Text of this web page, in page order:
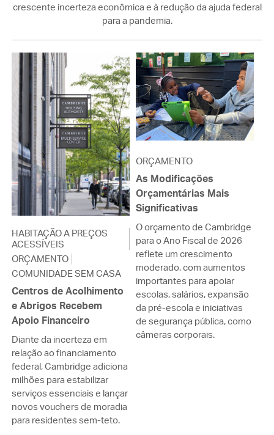
crescente incerteza econômica e à redução da ajuda federal
para a pandemia.
HABITAÇÃO A PREÇOS
ACESSÍVEIS
ORÇAMENTO
COMUNIDADE SEM CASA
Centros de Acolhimento
e Abrigos Recebem
Apoio Financeiro
Diante da incerteza em
relação ao financiamento
federal, Cambridge adiciona
milhões para estabilizar
serviços essenciais e lançar
novos vouchers de moradia
para residentes sem-teto.
ORÇAMENTO
As Modificações
Orçamentárias Mais
Significativas
O orçamento de Cambridge
para o Ano Fiscal de 2026
reflete um crescimento
moderado, com aumentos
importantes para apoiar
escolas, salários, expansão
da pré-escola e iniciativas
de segurança pública, como
câmeras corporais.